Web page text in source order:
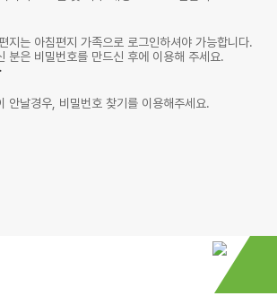
지는 아침편지 가족으로 로그인하셔야 가능합니다.
분은 비밀번호를 만드신 후에 이용해 주세요.
안날경우, 비밀번호 찾기를 이용해주세요.